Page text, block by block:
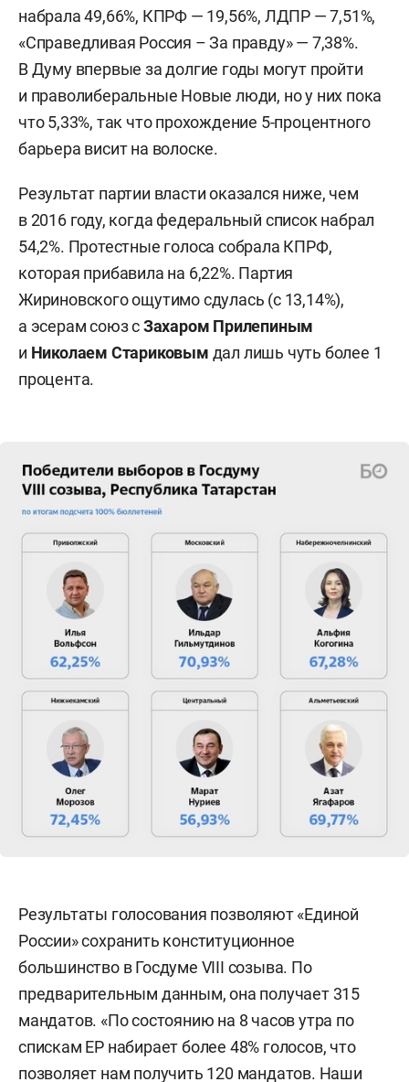
набрала 49,66%, КПРФ — 19,56%, ЛДПР — 7,51%,
«Справедливая Россия – За правду» — 7,38%.
В Думу впервые за долгие годы могут пройти
и праволиберальные Новые люди, но у них пока
что 5,33%, так что прохождение 5-процентного
барьера висит на волоске.
Результат партии власти оказался ниже, чем
в 2016 году, когда федеральный список набрал
54,2%. Протестные голоса собрала КПРФ,
которая прибавила на 6,22%. Партия
Жириновского ощутимо сдулась (с 13,14%),
а эсерам союз сЗахаром Прилепиным
и Николаем Стариковым дал лишь чуть более 1
процента.
Результаты голосования позволяют «Единой
России» сохранить конституционное
большинство в Госдуме VIII созыва. По
предварительным данным, она получает 315
мандатов. «По состоянию на 8 часов утра по
спискам ЕР набирает более 48% голосов, что
позволяет нам получить 120 мандатов. Наши